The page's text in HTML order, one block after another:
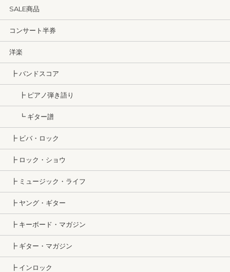
SALE商品
コンサート半券
洋楽
┣ バンドスコア
┣ ピアノ弾き語り
┗ ギター譜
┣ ビバ・ロック
┣ ロック・ショウ
┣ ミュージック・ライフ
┣ ヤング・ギター
┣ キーボード・マガジン
┣ ギター・マガジン
┣ インロック